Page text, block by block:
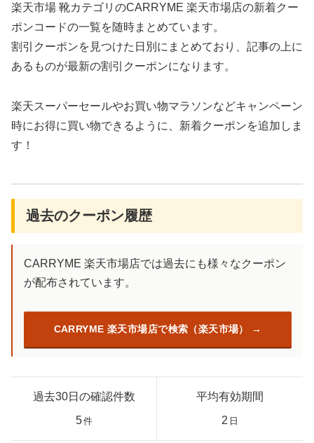
楽天市場 靴カテゴリのCARRYME 楽天市場店の新着クー
ポンコードの一覧を随時まとめています。
割引クーポンを見つけた日別にまとめており、記事の上に
あるものが最新の割引クーポンになります。
楽天スーパーセールやお買い物マラソンなどキャンペーン
時にお得に買い物できるように、新着クーポンを追加しま
す！
過去のクーポン履歴
CARRYME 楽天市場店では過去にも様々なクーポン
が配布されています。
CARRYME 楽天市場店で検索（楽天市場）
過去30日の確認件数
5件
平均有効期間
2 日